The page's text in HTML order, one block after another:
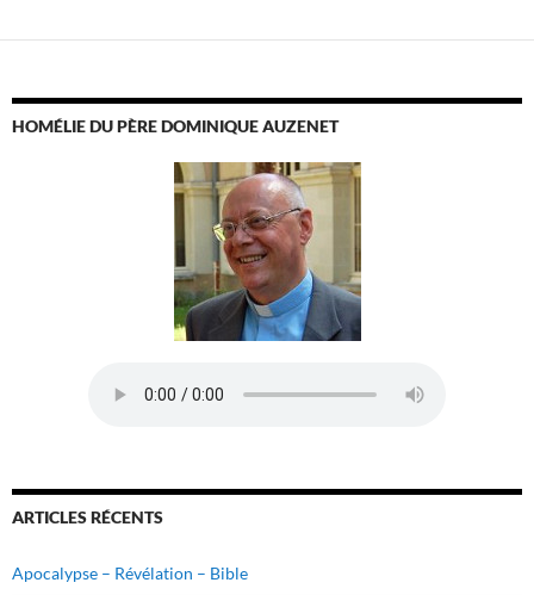
HOMÉLIE DU PÈRE DOMINIQUE AUZENET
ARTICLES RÉCENTS
Apocalypse – Révélation – Bible